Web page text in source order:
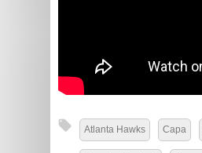
Atlanta Hawks Capa